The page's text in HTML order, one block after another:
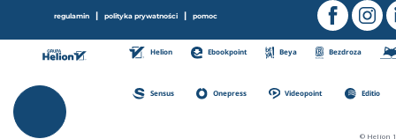
regulamin | polityka prywatności | pomoc
Helion Ebookpoint Beya Bezdroza
Sensus Onepress Videopoint Editio
© Helion